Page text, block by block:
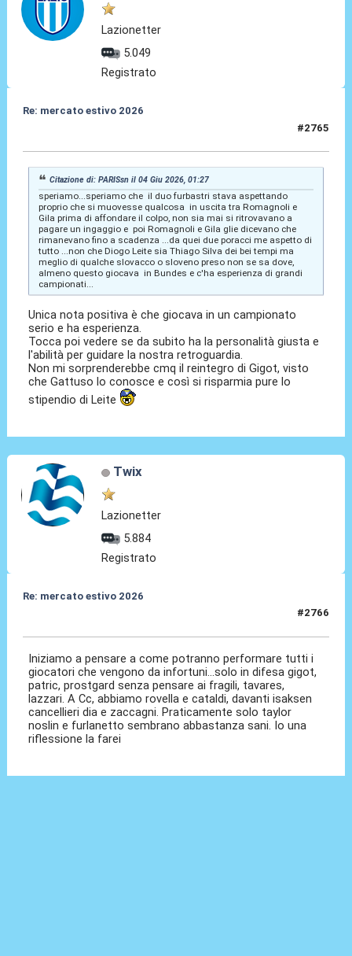
Lazionetter
5.049
Registrato
Re: mercato estivo 2026
#2765
Citazione di: PARISsn il 04 Giu 2026, 01:27
speriamo...speriamo che il duo furbastri stava aspettando
proprio che si muovesse qualcosa in uscita tra Romagnoli e
Gila prima di affondare il colpo, non sia mai si ritrovavano a
pagare un ingaggio e poi Romagnoli e Gila glie dicevano che
rimanevano fino a scadenza ...da quei due poracci me aspetto di
tutto ...non che Diogo Leite sia Thiago Silva dei bei tempi ma
meglio di qualche slovacco o sloveno preso non se sa dove,
almeno questo giocava in Bundes e c'ha esperienza di grandi
campionati...
Unica nota positiva è che giocava in un campionato
serio e ha esperienza.
Tocca poi vedere se da subito ha la personalità giusta e
l'abilità per guidare la nostra retroguardia.
Non mi sorprenderebbe cmq il reintegro di Gigot, visto
che Gattuso lo conosce e così si risparmia pure lo
stipendio di Leite
Twix
Lazionetter
5.884
Registrato
Re: mercato estivo 2026
#2766
Iniziamo a pensare a come potranno performare tutti i
giocatori che vengono da infortuni...solo in difesa gigot,
patric, prostgard senza pensare ai fragili, tavares,
lazzari. A Cc, abbiamo rovella e cataldi, davanti isaksen
cancellieri dia e zaccagni. Praticamente solo taylor
noslin e furlanetto sembrano abbastanza sani. Io una
riflessione la farei